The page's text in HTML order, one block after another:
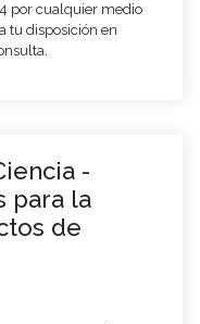
por cualquier medio
tu disposición en
-
para la
de